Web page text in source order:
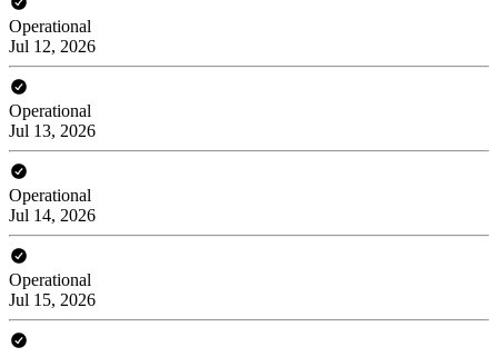
Operational
Jul 12, 2026
Operational
Jul 13, 2026
Operational
Jul 14, 2026
Operational
Jul 15, 2026